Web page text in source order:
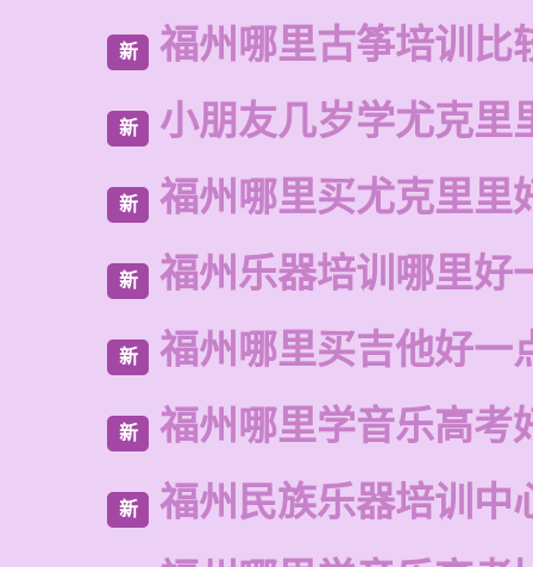
新 福州哪里古筝培训比
新 小朋友几岁学尤克里
新 福州哪里买尤克里里
新 福州乐器培训哪里好
新 福州哪里买吉他好一
新 福州哪里学音乐高考
新 福州民族乐器培训中